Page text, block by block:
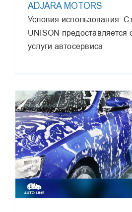
ADJARA MOTORS
Условия использования:
UNISON предоставляется
услуги автосервиса